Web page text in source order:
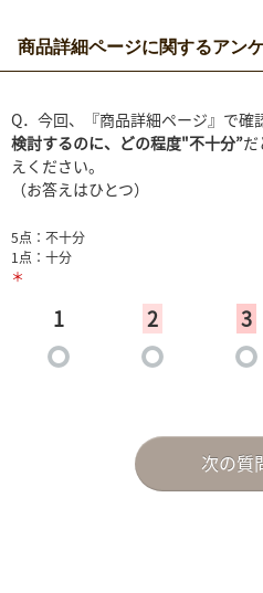
商品詳細ページに関するアン